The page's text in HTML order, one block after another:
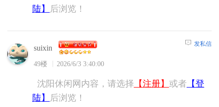
陆】
后浏览！
suixin
49楼 2026/6/3 3:40:00
发私信
沈阳休闲网内容，请选择 【注册】 或者 【登
陆】
后浏览！